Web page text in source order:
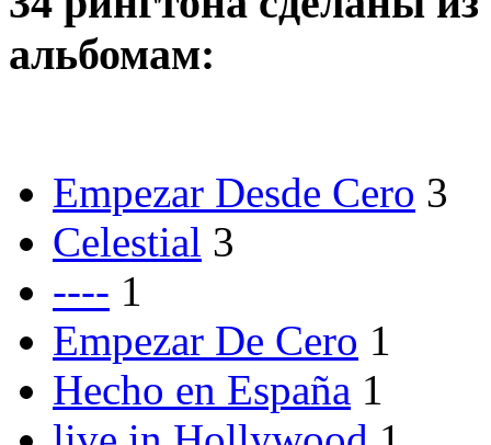
альбомам:
Empezar Desde Cero 3
Celestial 3
---- 1
Empezar De Cero 1
Hecho en España 1